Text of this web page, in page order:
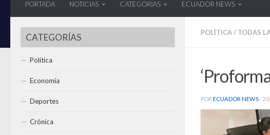
PORTADA NOTICIAS CATEGORIAS ECUADOR NEWS
POLÍTICA/ TODAS
POR ECUADOR NEWS ·
CATEGORÍAS
Política
Economía
Deportes
Crónica